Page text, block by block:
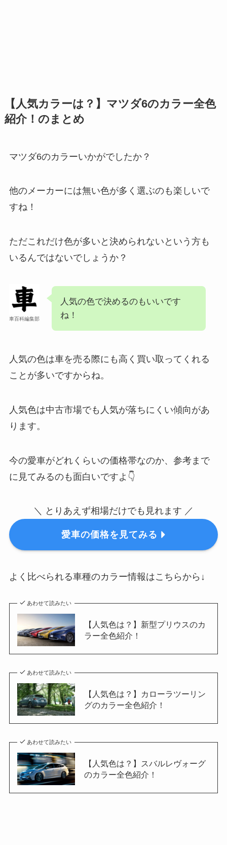
【人気カラーは？】マツダ6のカラー全色
紹介！のまとめ
マツダ6のカラーいかがでしたか？
他のメーカーには無い色が多く選ぶのも楽しいで
すね！
ただこれだけ色が多いと決められないという方も
いるんではないでしょうか？
車百科編集部
人気の色で決めるのもいいです
ね！
人気の色は車を売る際にも高く買い取ってくれる
ことが多いですからね。
人気色は中古市場でも人気が落ちにくい傾向があ
ります。
今の愛車がどれくらいの価格帯なのか、参考まで
に見てみるのも面白いですよ👇
＼ とりあえず相場だけでも見れます ／
愛車の価格を見てみる
よく比べられる車種のカラー情報はこちらから↓
あわせて読みたい
【人気色は？】新型プリウスのカ
ラー全色紹介！
あわせて読みたい
【人気色は？】カローラツーリン
グのカラー全色紹介！
あわせて読みたい
【人気色は？】スバルレヴォーグ
のカラー全色紹介！